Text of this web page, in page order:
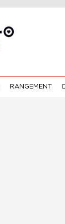
RANGEMENT